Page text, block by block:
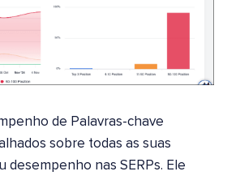
de Palavras-chave
sobre todas as suas
desempenho nas SERPs. Ele